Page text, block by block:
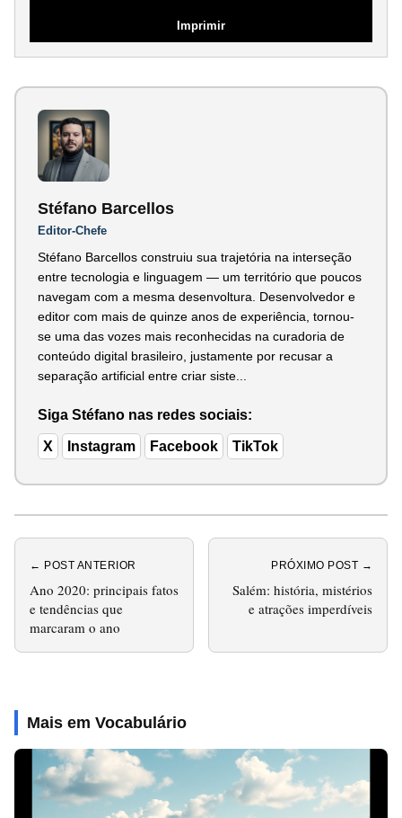
Imprimir
Stéfano Barcellos
Editor-Chefe
Stéfano Barcellos construiu sua trajetória na interseção
entre tecnologia e linguagem — um território que poucos
navegam com a mesma desenvoltura. Desenvolvedor e
editor com mais de quinze anos de experiência, tornou-
se uma das vozes mais reconhecidas na curadoria de
conteúdo digital brasileiro, justamente por recusar a
separação artificial entre criar siste...
Siga Stéfano nas redes sociais:
X Instagram Facebook TikTok
← POST ANTERIOR
Ano 2020: principais fatos
e tendências que
marcaram o ano
PRÓXIMO POST →
Salém: história, mistérios
e atrações imperdíveis
Mais em Vocabulário